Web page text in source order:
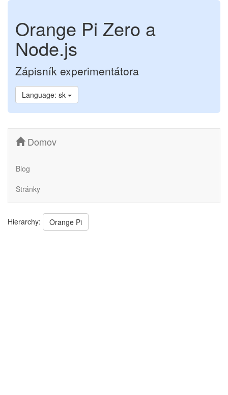
Orange Pi Zero a
Node.js
Zápisník experimentátora
Language: sk
Domov
Blog
Stránky
Hierarchy: Orange Pi